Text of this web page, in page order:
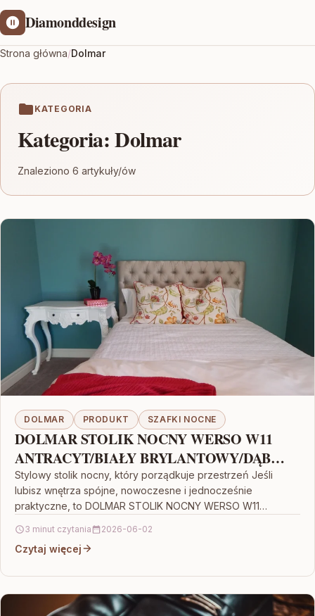
Diamonddesign
Strona główna/Dolmar
KATEGORIA
Kategoria:Dolmar
Znaleziono 6 artykuły/ów
DOLMAR PRODUKT SZAFKI NOCNE
DOLMAR STOLIK NOCNY WERSO W11
ANTRACYT/BIAŁY BRYLANTOWY/DĄB
RIVIERA
Stylowy stolik nocny, który porządkuje przestrzeń Jeśli
lubisz wnętrza spójne, nowoczesne i jednocześnie
praktyczne, to DOLMAR STOLIK NOCNY WERSO W11
3 minut czytania 2026-06-02
Czytaj więcej